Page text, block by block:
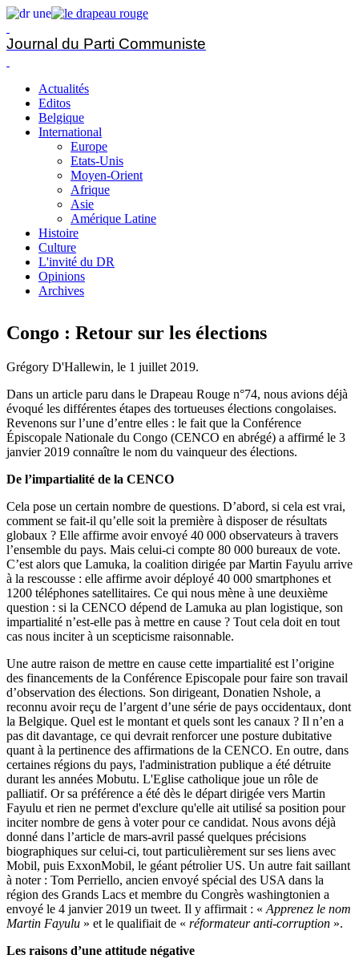
Journal du Parti Communiste
Actualités
Editos
Belgique
International
Europe
Etats-Unis
Moyen-Orient
Afrique
Asie
Amérique Latine
Histoire
Culture
L'invité du DR
Opinions
Archives
Congo : Retour sur les élections
Grégory D'Hallewin, le 1 juillet 2019.
Dans un article paru dans le Drapeau Rouge n°74, nous avions déjà
évoqué les différentes étapes des tortueuses élections congolaises.
Revenons sur l’une d’entre elles : le fait que la Conférence
Épiscopale Nationale du Congo (CENCO en abrégé) a affirmé le 3
janvier 2019 connaître le nom du vainqueur des élections.
De l’impartialité de la CENCO
Cela pose un certain nombre de questions. D’abord, si cela est vrai,
comment se fait-il qu’elle soit la première à disposer de résultats
globaux ? Elle affirme avoir envoyé 40 000 observateurs à travers
l’ensemble du pays. Mais celui-ci compte 80 000 bureaux de vote.
C’est alors que Lamuka, la coalition dirigée par Martin Fayulu arrive
à la rescousse : elle affirme avoir déployé 40 000 smartphones et
1200 téléphones satellitaires. Ce qui nous mène à une deuxième
question : si la CENCO dépend de Lamuka au plan logistique, son
impartialité n’est-elle pas à mettre en cause ? Tout cela doit en tout
cas nous inciter à un scepticisme raisonnable.
Une autre raison de mettre en cause cette impartialité est l’origine
des financements de la Conférence Episcopale pour faire son travail
d’observation des élections. Son dirigeant, Donatien Nshole, a
reconnu avoir reçu de l’argent d’une série de pays occidentaux, dont
la Belgique. Quel est le montant et quels sont les canaux ? Il n’en a
pas dit davantage, ce qui devrait renforcer une posture dubitative
quant à la pertinence des affirmations de la CENCO. En outre, dans
certaines régions du pays, l'administration publique a été détruite
durant les années Mobutu. L'Eglise catholique joue un rôle de
palliatif. Or sa préférence a été dès le départ dirigée vers Martin
Fayulu et rien ne permet d'exclure qu'elle ait utilisé sa position pour
inciter nombre de gens à voter pour ce candidat. Nous avons déjà
donné dans l’article de mars-avril passé quelques précisions
biographiques sur celui-ci, tout particulièrement sur ses liens avec
Mobil, puis ExxonMobil, le géant pétrolier US. Un autre fait saillant
à noter : Tom Perriello, ancien envoyé spécial des USA dans la
région des Grands Lacs et membre du Congrès washingtonien a
envoyé le 4 janvier 2019 un tweet. Il y affirmait : « Apprenez le nom
Martin Fayulu » et le qualifiait de « réformateur anti-corruption ».
Les raisons d’une attitude négative